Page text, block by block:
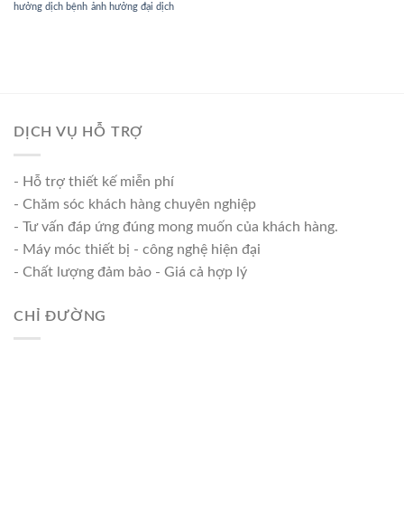
hưởng dịch bệnh ảnh hưởng đại dịch
DỊCH VỤ HỖ TRỢ
- Hỗ trợ thiết kế miễn phí
- Chăm sóc khách hàng chuyên nghiệp
- Tư vấn đáp ứng đúng mong muốn của khách hàng.
- Máy móc thiết bị - công nghệ hiện đại
- Chất lượng đảm bảo - Giá cả hợp lý
CHỈ ĐƯỜNG